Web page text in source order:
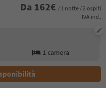
Da 162€ / 1 notte / 2 ospiti
IVA incl.
1 camera